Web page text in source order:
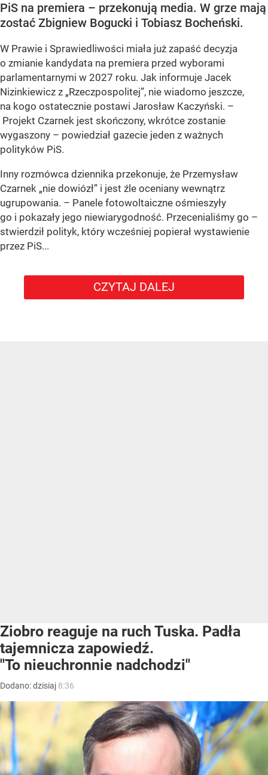
PiS na premiera – przekonują media. W grze mają
zostać Zbigniew Bogucki i Tobiasz Bocheński.
W Prawie i Sprawiedliwości miała już zapaść decyzja
o zmianie kandydata na premiera przed wyborami
parlamentarnymi w 2027 roku. Jak informuje Jacek
Nizinkiewicz z „Rzeczpospolitej”, nie wiadomo jeszcze,
na kogo ostatecznie postawi Jarosław Kaczyński. –
Projekt Czarnek jest skończony, wkrótce zostanie
wygaszony – powiedział gazecie jeden z ważnych
polityków PiS.
Inny rozmówca dziennika przekonuje, że Przemysław
Czarnek „nie dowiózł” i jest źle oceniany wewnątrz
ugrupowania. – Panele fotowoltaiczne ośmieszyły
go i pokazały jego niewiarygodność. Przecenialiśmy go –
stwierdził polityk, który wcześniej popierał wystawienie
przez PiS...
CZYTAJ DALEJ
Ziobro reaguje na ruch Tuska. Padła
tajemnicza zapowiedź.
"To nieuchronnie nadchodzi"
Dodano:dzisiaj 8:36